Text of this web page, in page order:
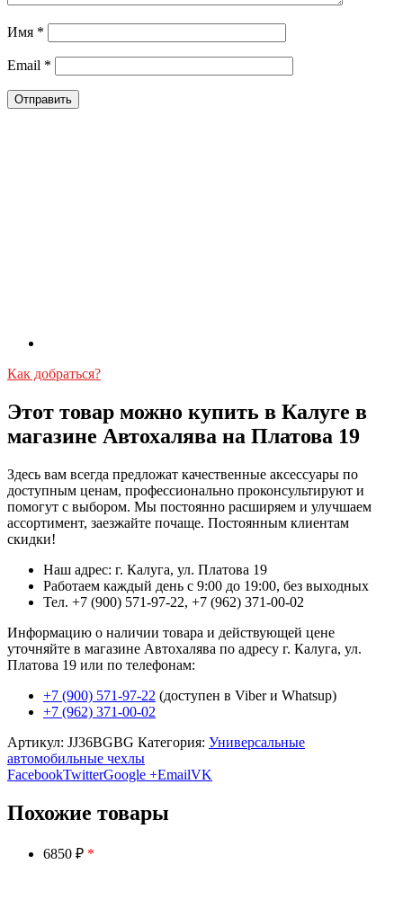
Имя *
Email *
Как добраться?
Этот товар можно купить в Калуге в
магазине Автохалява на Платова 19
Здесь вам всегда предложат качественные аксессуары по
доступным ценам, профессионально проконсультируют и
помогут с выбором. Мы постоянно расширяем и улучшаем
ассортимент, заезжайте почаще. Постоянным клиентам
скидки!
Наш адрес: г. Калуга, ул. Платова 19
Работаем каждый день с 9:00 до 19:00, без выходных
Тел. +7 (900) 571-97-22, +7 (962) 371-00-02
Информацию о наличии товара и действующей цене
уточняйте в магазине Автохалява по адресу г. Калуга, ул.
Платова 19 или по телефонам:
+7 (900) 571-97-22 (доступен в Viber и Whatsup)
+7 (962) 371-00-02
Артикул: JJ36BGBG Категория: Универсальные
автомобильные чехлы
FacebookTwitterGoogle +EmailVK
Похожие товары
6850 ₽ *